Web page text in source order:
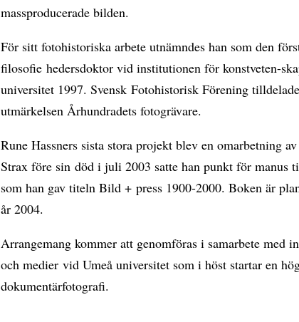
massproducerade bilden.
För sitt fotohistoriska arbete utnämndes han som den
filosofie hedersdoktor vid institutionen för konstveten-
universitet 1997. Svensk Fotohistorisk Förening
utmärkelsen Århundradets fotogrävare.
Rune Hassners sista stora projekt blev en omarbetning av
Strax före sin död i juli 2003 satte han punkt för manus
som han gav titeln Bild + press 1900-2000. Boken är
år 2004.
Arrangemang kommer att genomföras i samarbete med
och medier vid Umeå universitet som i höst startar en
dokumentärfotografi.